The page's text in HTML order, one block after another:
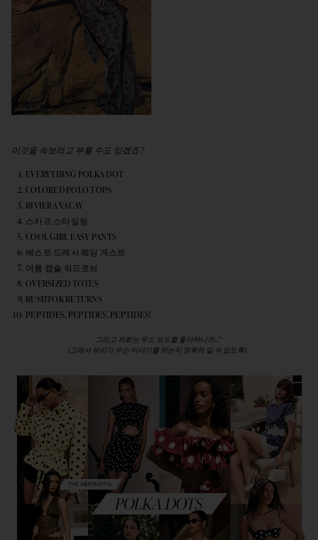
이것을 속보라고 부를 수도 있겠죠?
EVERYTHING POLKA DOT
COLORED POLO TOPS
RIVIERA VACAY
스카프 스타일링
COOL GIRL EASY PANTS
베스트 드레서 웨딩 게스트
여름 캡슐 워드로브
OVERSIZED TOTES
RUSHTOK RETURNS
PEPTIDES, PEPTIDES, PEPTIDES!
그리고 저희는 무드 보드를 좋아하니까..."
(그래서 우리가 무슨 이야기를 하는지 정확히 알 수 있도록).